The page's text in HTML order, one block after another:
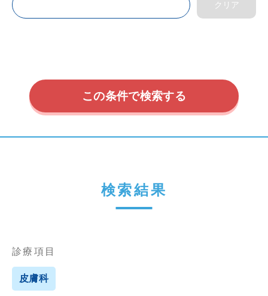
内視鏡外科
小児耳鼻咽喉科
救急科
消化器外科
産婦人科
検索結果
診療項目
皮膚科